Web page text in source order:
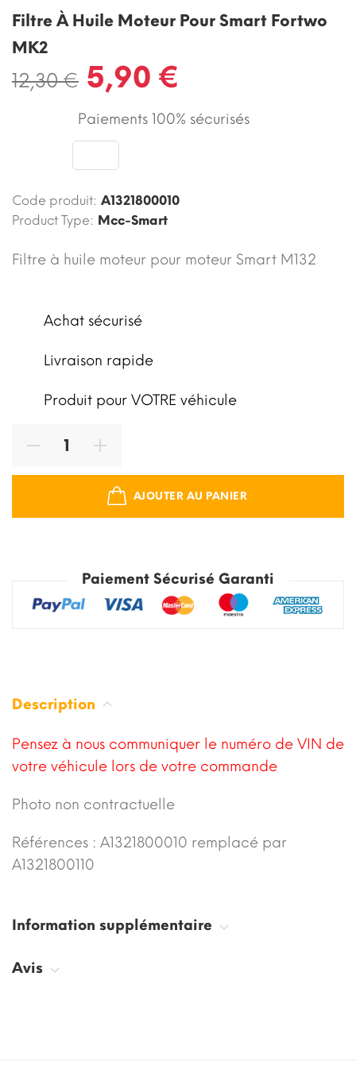
Filtre À Huile Moteur Pour Smart Fortwo
MK2
12,30 € 5,90 €
Paiements 100% sécurisés
Code produit: A1321800010
Product Type: Mcc-Smart
Filtre à huile moteur pour moteur Smart M132
Achat sécurisé
Livraison rapide
Produit pour VOTRE véhicule
AJOUTER AU PANIER
Paiement Sécurisé Garanti
Description
Pensez à nous communiquer le numéro de VIN de
votre véhicule lors de votre commande
Photo non contractuelle
Références : A1321800010 remplacé par
A1321800110
Information supplémentaire
Avis